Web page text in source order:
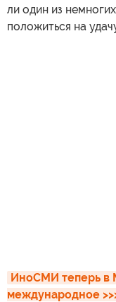
ли один из
положиться на
ИноСМИ теперь в
международное